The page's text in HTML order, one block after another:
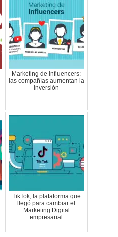
Marketing de influencers:
las compañías aumentan la
inversión
TikTok, la plataforma que
llegó para cambiar el
Marketing Digital
empresarial